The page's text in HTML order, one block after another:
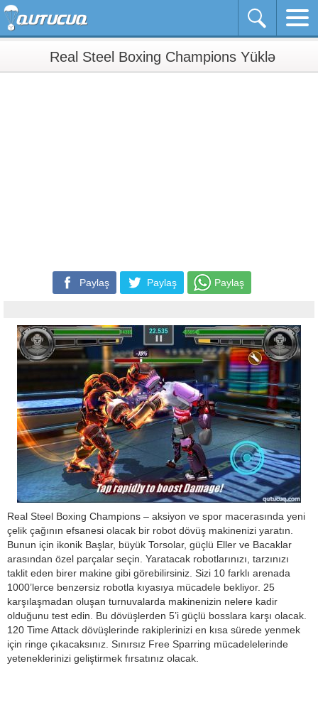
Real Steel Boxing Champions Yüklə
Paylaş Paylaş Paylaş
Real Steel Boxing Champions – aksiyon ve spor macerasında yeni
çelik çağının efsanesi olacak bir robot dövüş makinenizi yaratın.
Bunun için ikonik Başlar, büyük Torsolar, güçlü Eller ve Bacaklar
arasından özel parçalar seçin. Yaratacak robotlarınızı, tarzınızı
taklit eden birer makine gibi görebilirsiniz. Sizi 10 farklı arenada
1000’lerce benzersiz robotla kıyasıya mücadele bekliyor. 25
karşılaşmadan oluşan turnuvalarda makinenizin nelere kadir
olduğunu test edin. Bu dövüşlerden 5’i güçlü bosslara karşı olacak.
120 Time Attack dövüşlerinde rakiplerinizi en kısa sürede yenmek
için ringe çıkacaksınız. Sınırsız Free Sparring mücadelelerinde
yeteneklerinizi geliştirmek fırsatınız olacak.